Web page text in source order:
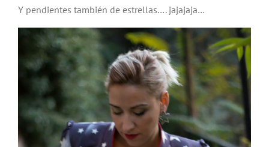
Y pendientes también de estrellas…. jajajaja…